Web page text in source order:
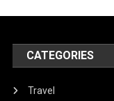
CATEGORIES
Travel